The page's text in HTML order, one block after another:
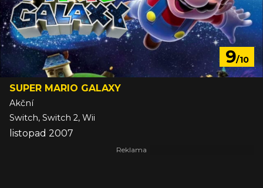
9/10
SUPER MARIO GALAXY
Akční
Switch, Switch 2, Wii
listopad 2007